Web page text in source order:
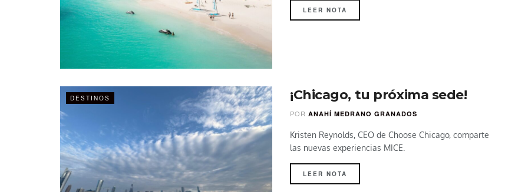
LEER NOTA
DESTINOS ¡Chicago, tu próxima sede!
POR ANAHÍ MEDRANO GRANADOS
Kristen Reynolds, CEO de Choose Chicago, comparte
las nuevas experiencias MICE.
LEER NOTA